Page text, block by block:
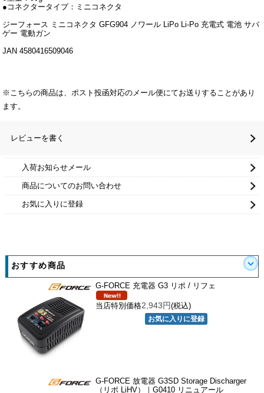
●コネクタータイプ：ミニコネクタ
ジーフォース ミニコネクタ GFG904 ノワール LiPo Li-Po 充電式 電池 サバ
ゲー 電動ガン
JAN 4580416509046
※こちらの商品は、ポスト投函対応のメール便にてお送りすることがあり
ます。
レビューを書く
入荷お知らせメール
商品についてのお問い合わせ
お気に入りに登録
おすすめ商品
G-FORCE 充電器 G3 リポ / リフェ
当店特別価格2,943円(税込)
G-FORCE 放電器 G3SD Storage Discharger
（リポ LiHV）｜G0410 リニュアール